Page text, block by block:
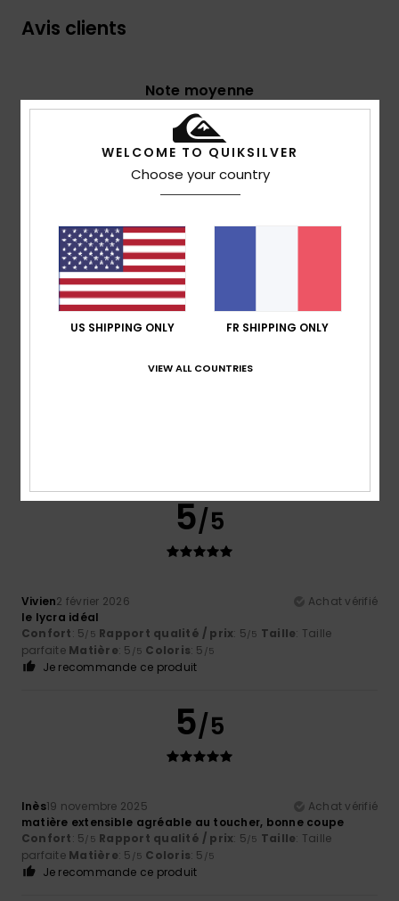
Avis clients
Note moyenne
5.0/5
3 avis vérifiésdepuis novembre 2025
Confort
5.0
Taille
Matière
5/5
Vivien2 février 2026
Achat vérifié
le lycra idéal
Confort: 5/5 Rapport qualité / prix: 5/5 Taille: Taille
parfaite Matière: 5 /5 Coloris: 5 /5
Je recommande ce produit
5/5
Inès19 novembre 2025
Achat vérifié
matière extensible agréable au toucher, bonne coupe
Confort: 5/5 Rapport qualité / prix: 5/5 Taille: Taille
parfaite Matière: 5 /5 Coloris: 5 /5
Je recommande ce produit
WELCOME TO QUIKSILVER
Choose your country
US SHIPPING ONLY FR SHIPPING ONLY
VIEW ALL COUNTRIES